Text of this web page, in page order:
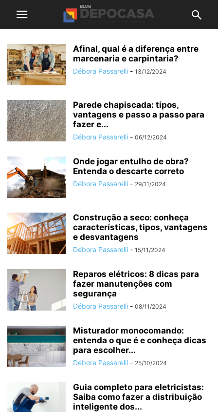
Afinal, qual é a diferença entre
marcenaria e carpintaria?
Débora Passarelli - 13/12/2024
Parede chapiscada: tipos,
vantagens e passo a passo para
fazer e...
Débora Passarelli - 06/12/2024
Onde jogar entulho de obra?
Entenda o descarte correto
Débora Passarelli - 29/11/2024
Construção a seco: conheça
características, tipos, vantagens
e desvantagens
Débora Passarelli - 15/11/2024
Reparos elétricos: 8 dicas para
fazer manutenções com
segurança
Débora Passarelli - 08/11/2024
Misturador monocomando:
entenda o que é e conheça dicas
para escolher...
Débora Passarelli - 25/10/2024
Guia completo para eletricistas:
Saiba como fazer a distribuição
inteligente dos...